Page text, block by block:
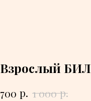
Взрослый
700 р. 1 000 р.